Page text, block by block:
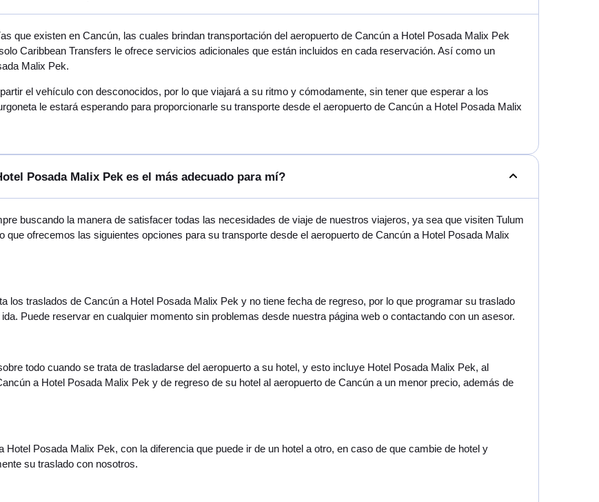
que existen en Cancún, las cuales brindan transportación del aeropuerto de Cancún a Hotel Posada Malix Pek
Caribbean Transfers le ofrece servicios adicionales que están incluidos en cada reservación. Así como un
Malix Pek.
el vehículo con desconocidos, por lo que viajará a su ritmo y cómodamente, sin tener que esperar a los
le estará esperando para proporcionarle su transporte desde el aeropuerto de Cancún a Hotel Posada Malix
Posada Malix Pek es el más adecuado para mí?
buscando la manera de satisfacer todas las necesidades de viaje de nuestros viajeros, ya sea que visiten Tulum
que ofrecemos las siguientes opciones para su transporte desde el aeropuerto de Cancún a Hotel Posada Malix
los traslados de Cancún a Hotel Posada Malix Pek y no tiene fecha de regreso, por lo que programar su traslado
Puede reservar en cualquier momento sin problemas desde nuestra página web o contactando con un asesor.
todo cuando se trata de trasladarse del aeropuerto a su hotel, y esto incluye Hotel Posada Malix Pek, al
a Hotel Posada Malix Pek y de regreso de su hotel al aeropuerto de Cancún a un menor precio, además de
Posada Malix Pek, con la diferencia que puede ir de un hotel a otro, en caso de que cambie de hotel y
su traslado con nosotros.